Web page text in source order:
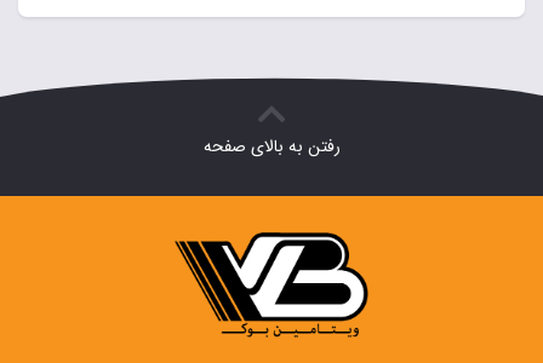
اصلی:
بود.
قیمت
۵۵۸,۶۰۰ تومان.
رفتن به بالای صفحه